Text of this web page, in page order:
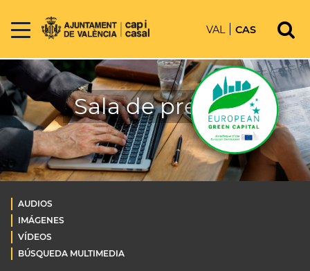
VAL CAS
Sala de prensa
AUDIOS
IMÁGENES
VÍDEOS
BÚSQUEDA MULTIMEDIA